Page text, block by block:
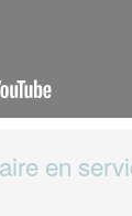
en